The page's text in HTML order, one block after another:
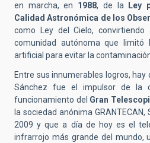
en marcha, en 1988, de la
Ley
Calidad Astronómica de los
como Ley del Cielo,
comunidad autónoma que limitó
artificial para evitar la
Entre sus innumerables logros, hay
Sánchez fue el impulsor de la
funcionamiento del Gran
la sociedad anónima
2009 y que a día de hoy es el
infrarrojo más grande del mundo,